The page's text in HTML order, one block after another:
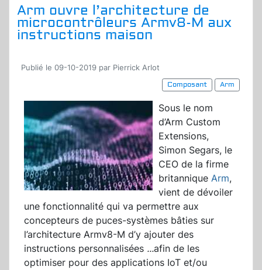
Arm ouvre l’architecture de
microcontrôleurs Armv8-M aux
instructions maison
Publié le 09-10-2019 par Pierrick Arlot
Composant
Arm
Sous le nom
d’Arm Custom
Extensions,
Simon Segars, le
CEO de la firme
britannique Arm,
vient de dévoiler
une fonctionnalité qui va permettre aux
concepteurs de puces-systèmes bâties sur
l’architecture Armv8-M d’y ajouter des
instructions personnalisées ...afin de les
optimiser pour des applications IoT et/ou